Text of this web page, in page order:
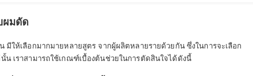
ผมดัด
ให้เลือกมากมายหลายสูตร จากผู้ผลิตหลายรายด้วยกัน ซึ่งในการจะเลือก
เราสามารถใช้เกณฑ์เบื้องต้นช่วยในการตัดสินใจได้ดังนี้